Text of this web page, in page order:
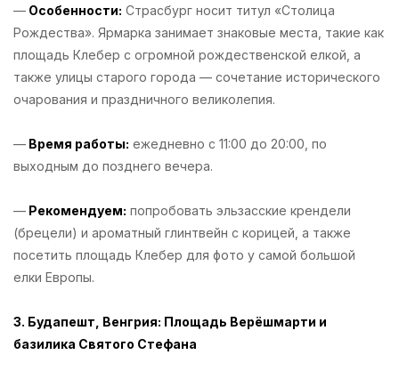
— Особенности: Страсбург носит титул «Столица
Рождества». Ярмарка занимает знаковые места, такие как
площадь Клебер с огромной рождественской елкой, а
также улицы старого города — сочетание исторического
очарования и праздничного великолепия.
— Время работы: ежедневно с 11:00 до 20:00, по
выходным до позднего вечера.
— Рекомендуем: попробовать эльзасские крендели
(брецели) и ароматный глинтвейн с корицей, а также
посетить площадь Клебер для фото у самой большой
елки Европы.
3. Будапешт, Венгрия: Площадь Верёшмарти и
базилика Святого Стефана